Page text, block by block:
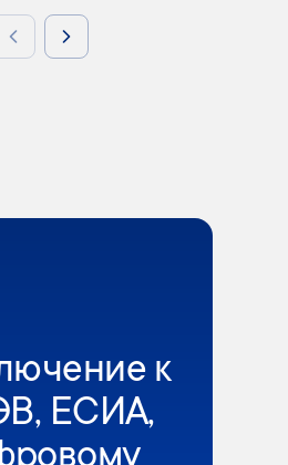
Previous slideNext slide
к
ЕСИА,